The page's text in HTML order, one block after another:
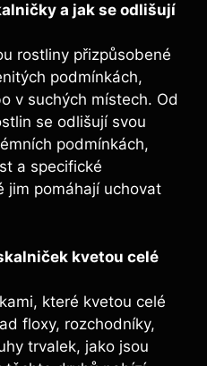
a jak se odlišují
rostliny přizpůsobené
podmínkách,
v suchých místech. Od
se odlišují svou
podmínkách,
a specifické
jim pomáhají uchovat
kvetou celé
které kvetou celé
floxy, rozchodníky,
trvalek, jako jsou